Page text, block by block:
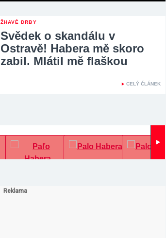
ŽHAVÉ DRBY
Svědek o skandálu v
Ostravě! Habera mě skoro
zabil. Mlátil mě flaškou
CELÝ ČLÁNEK